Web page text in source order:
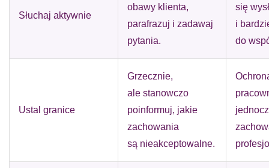
Słuchaj aktywnie
obawy klienta,
parafrazuj i zadawaj
pytania.
się
i
do
Ustal granice
Grzecznie,
ale stanowczo
poinformuj, jakie
zachowania
są nieakceptowalne.